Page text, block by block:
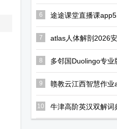
6 途途课堂直播课
7
atlas人体解剖2026
v2026.00.019 完整
8 多邻国Duolingo专
9 赣教云江西智慧作
10
牛津高阶英汉双解
安卓最新版